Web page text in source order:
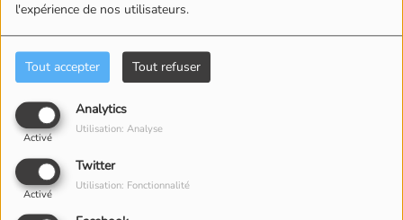
l'expérience de nos utilisateurs.
Tout accepter Tout refuser
Analytics
Activé
Utilisation: Analyse
Twitter
Activé
Utilisation: Fonctionnalité
ÉQUIPE